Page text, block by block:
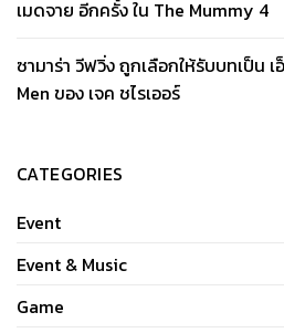
เมดจาย อีกครั้ง ใน The Mummy 4
ซามาร่า วีฟวิ่ง ถูกเลือกให้รับบทเป็น
Men ของ เจค ชไรเออร์
CATEGORIES
Event
Event & Music
Game